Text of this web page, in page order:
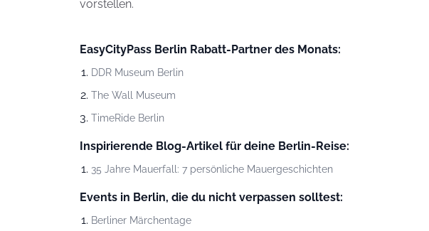
vorstellen.
EasyCityPass Berlin Rabatt-Partner des Monats:
DDR Museum Berlin
The Wall Museum
TimeRide Berlin
Inspirierende Blog-Artikel für deine Berlin-Reise:
35 Jahre Mauerfall: 7 persönliche Mauergeschichten
Events in Berlin, die du nicht verpassen solltest:
Berliner Märchentage